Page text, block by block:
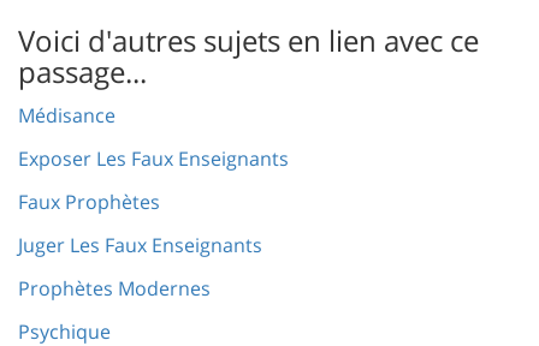
Voici d'autres sujets en lien avec ce
passage...
Médisance
Exposer Les Faux Enseignants
Faux Prophètes
Juger Les Faux Enseignants
Prophètes Modernes
Psychique